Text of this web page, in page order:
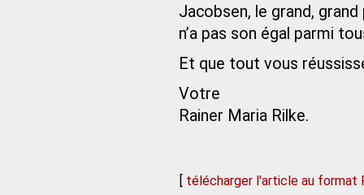
Jacobsen, le grand,
n’a pas son égal parmi
Et que tout vous
Votre
Rainer Maria Rilke.
[ télécharger l'article au format